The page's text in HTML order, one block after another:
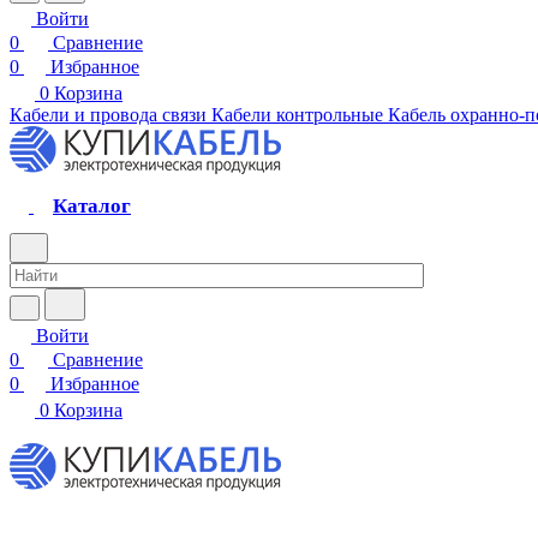
Войти
0
Сравнение
0
Избранное
0 Корзина
Кабели и провода связи Кабели контрольные Кабель охранно-
Каталог
Войти
0
Сравнение
0
Избранное
0 Корзина